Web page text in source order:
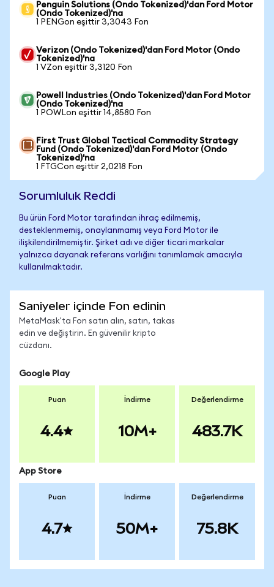
Penguin Solutions (Ondo Tokenized)'dan Ford Motor
(Ondo Tokenized)'na
1 PENGon eşittir 3,3043 Fon
Verizon (Ondo Tokenized)'dan Ford Motor (Ondo
Tokenized)'na
1 VZon eşittir 3,3120 Fon
Powell Industries (Ondo Tokenized)'dan Ford Motor
(Ondo Tokenized)'na
1 POWLon eşittir 14,8580 Fon
First Trust Global Tactical Commodity Strategy
Fund (Ondo Tokenized)'dan Ford Motor (Ondo
Tokenized)'na
1 FTGCon eşittir 2,0218 Fon
Sorumluluk Reddi
Bu ürün Ford Motor tarafından ihraç edilmemiş,
desteklenmemiş, onaylanmamış veya Ford Motor ile
ilişkilendirilmemiştir. Şirket adı ve diğer ticari markalar
yalnızca dayanak referans varlığını tanımlamak amacıyla
kullanılmaktadır.
Saniyeler içinde Fon edinin
MetaMask'ta Fon satın alın, satın, takas
edin ve değiştirin. En güvenilir kripto
cüzdanı.
Google Play
Puan
4.4
İndirme
10M+
Değerlendirme
483.7K
App Store
Puan
4.7
İndirme
50M+
Değerlendirme
75.8K